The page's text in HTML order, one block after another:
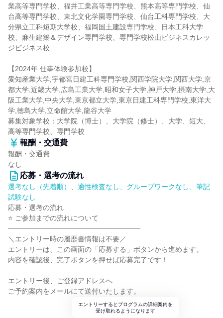
業高等専門学校、福井工業高等専門学校、熊本高等専門学校、仙
台高等専門学校、東北文化学園専門学校、仙台工科専門学校、大
分県立工科短期大学校、福岡国土建設専門学校、日本工科大学
校、麻生建築＆デザイン専門学校、専門学校松山ビジネスカレッ
ジビジネス校
【2024年 仕事体験参加校】
愛知産業大学,宇都宮日建工科専門学校,関西学院大学,関西大学,京
都大学,近畿大学,広島工業大学,昭和女子大学,神戸大学,摂南大学,大
阪工業大学,中央大学,東京都立大学,東京日建工科専門学校,東洋大
学,徳島大学,立命館大学,龍谷大学
募集対象学校：大学院（博士）、大学院（修士）、大学、短大、
高等専門学校、専門学校
報酬・交通費
報酬・交通費
なし
応募・選考の流れ
選考なし（先着順）、適性検査なし、グループワークなし、筆記
試験なし
応募・選考の流れ
⭐ ご参加までの流れについて
━━━━━━━━━━━━━━━━━━━
＼エントリー時の履歴書情報は不要／
エントリーは、この画面の「応募する」ボタンから進めます。
内容を確認後、完了ボタンを押せば応募完了です！
エントリー後、ご登録アドレスへ
ご予約案内をメールにて送付いたします。
エントリーするとプログラムの詳細案内を
受け取れるようになります